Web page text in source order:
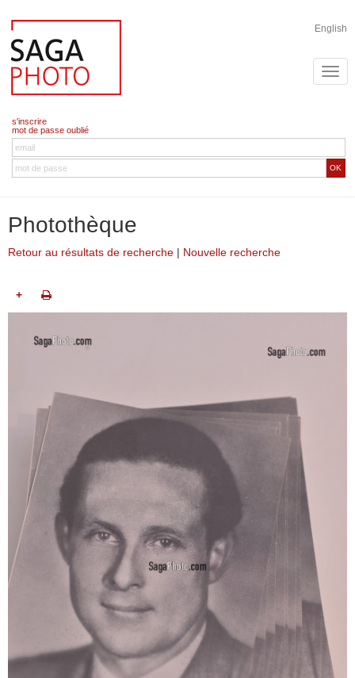
English
s'inscrire
mot de passe oublié
OK
Photothèque
Retour au résultats de recherche | Nouvelle recherche
+